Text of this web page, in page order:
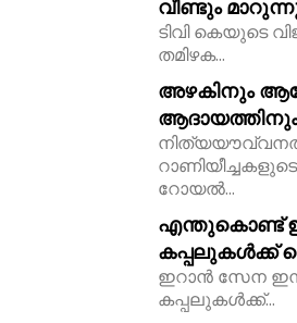
വീണ്ടും
ടിവി കെയുടെ
തമിഴക...
അഴകിനും
ആദായത്തിനും
റോയല്‍...
എന്തുകൊണ്ട്
കപ്പലുകൾക്ക്
ഇറാൻ സേന
കപ്പലുകൾക്ക്...